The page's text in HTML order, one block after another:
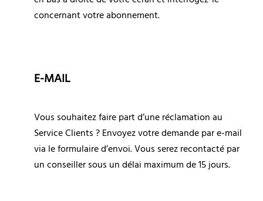
concernant votre abonnement.
E-MAIL
Vous souhaitez faire part d’une réclamation au
Service Clients ? Envoyez votre demande par e-mail
via le formulaire d’envoi. Vous serez recontacté par
un conseiller sous un délai maximum de 15 jours.